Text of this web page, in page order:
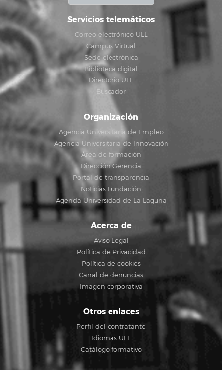
Servicios telemáticos
Correo electrónico ULL
Campus Virtual
Sede electrónica
Biblioteca digital
Directorio ULL
Buscador
Organización
Agencia Universitaria de Empleo
Agencia Universitaria de Innovación
Área de formación
Dirección Gerencia
Portal de transparencia
Noticias Fundación
Agenda Universidad de La Laguna
Acerca de
Aviso Legal
Política de Privacidad
Política de cookies
Canal de denuncias
Imagen corporativa
Otros enlaces
Perfil del contratante
Idiomas ULL
Catálogo formativo